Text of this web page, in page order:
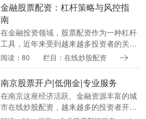
金融股票配资：杠杆策略与风控指
南
在金融投资领域，股票配资作为一种杠杆
工具，近年来受到越来越多投资者的关
注。通过配资，投资者可以用较少的自有
收益。然而，杠杆是....
阅读：80 栏目：在线炒股配资
南京股票开户|低佣金|专业服务
在南京这座经济活跃、金融资源丰富的城
市在线炒股配资，越来越多的投资者开始